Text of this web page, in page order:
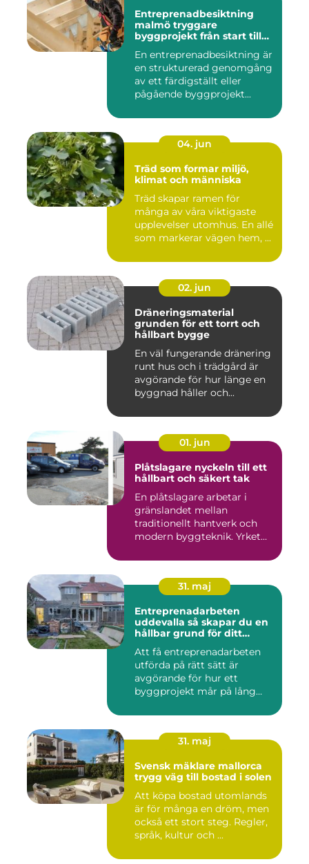
Entreprenadbesiktning
malmö tryggare
byggprojekt från start till
En entreprenadbesiktning är
en strukturerad genomgång
av ett färdigställt eller
pågående byggprojekt...
04. jun
Träd som formar miljö,
klimat och människa
Träd skapar ramen för
många av våra viktigaste
upplevelser utomhus. En allé
som markerar vägen hem, ...
02. jun
Dräneringsmaterial
grunden för ett torrt och
hållbart bygge
En väl fungerande dränering
runt hus och i trädgård är
avgörande för hur länge en
byggnad håller och...
01. jun
Plåtslagare nyckeln till ett
hållbart och säkert tak
En plåtslagare arbetar i
gränslandet mellan
traditionellt hantverk och
modern byggteknik. Yrket
31. maj
Entreprenadarbeten
uddevalla så skapar du en
hållbar grund för ditt
Att få entreprenadarbeten
utförda på rätt sätt är
avgörande för hur ett
byggprojekt mår på lång
31. maj
Svensk mäklare mallorca
trygg väg till bostad i solen
Att köpa bostad utomlands
är för många en dröm, men
också ett stort steg. Regler,
språk, kultur och ...